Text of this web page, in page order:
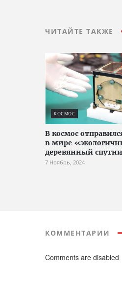
ЧИТАЙТЕ ТАКЖЕ
КОСМОС
В космос
в мире
деревянный
7 Ноябрь, 2024
КОММЕНТАРИИ
Comments are disabled